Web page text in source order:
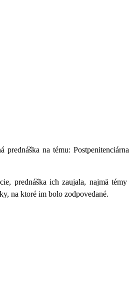
prednáška na tému:
prednáška ich zaujala, najmä témy
na ktoré im bolo zodpovedané.